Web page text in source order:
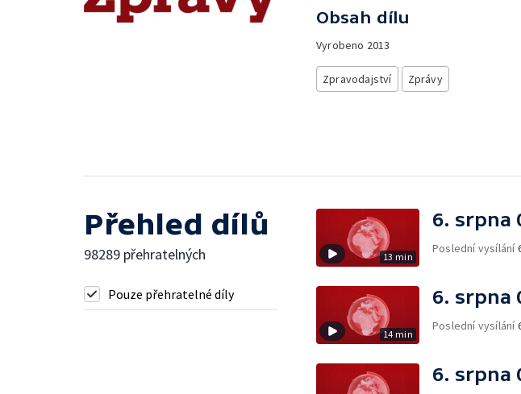
Obsah dílu
Vyrobeno 2013
Zpravodajství Zprávy
Přehled dílů
98289 přehratelných
Pouze přehratelné díly
13 min
6. srpna
Poslední vysílání
14 min
6. srpna
Poslední vysílání
6. srpna